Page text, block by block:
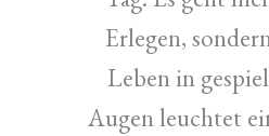
Erlegen,
Leben in
Augen leuchtet